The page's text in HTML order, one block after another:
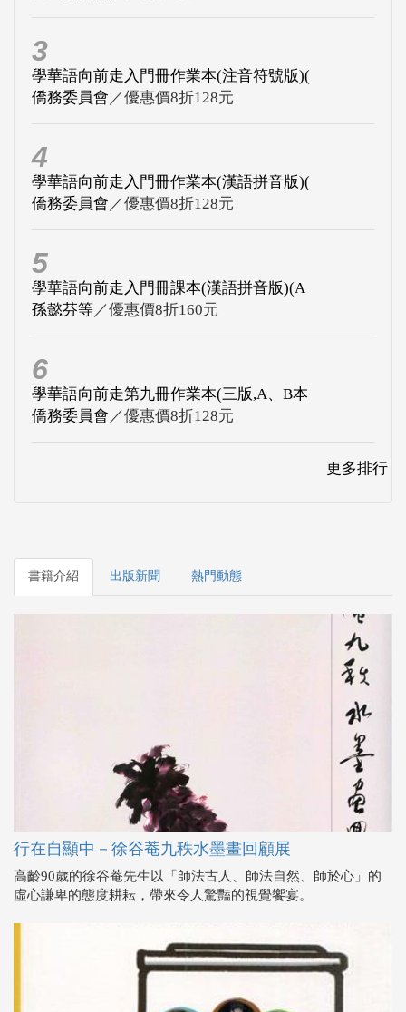
3
學華語向前走入門冊作業本(注音符號版)(
僑務委員會 ／優惠價8折128元
4
學華語向前走入門冊作業本(漢語拼音版)(
僑務委員會 ／優惠價8折128元
5
學華語向前走入門冊課本(漢語拼音版)(A
孫懿芬等／優惠價8折160元
6
學華語向前走第九冊作業本(三版,A、B本
僑務委員會 ／優惠價8折128元
更多排行
書籍介紹 出版新聞 熱門動態
行在自顯中－徐谷菴九秩水墨畫回顧展
高齡90歲的徐谷菴先生以「師法古人、師法自然、師於心」的
虛心謙卑的態度耕耘，帶來令人驚豔的視覺饗宴。